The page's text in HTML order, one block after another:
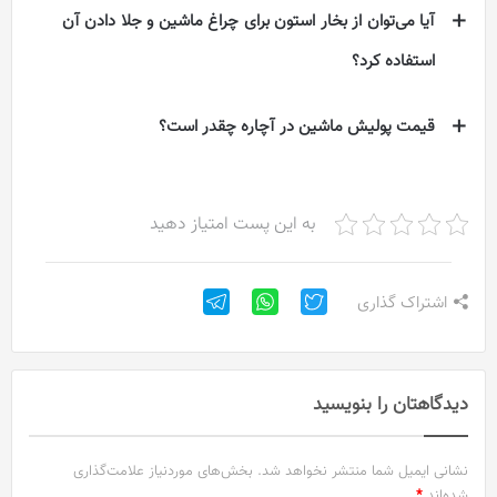
آیا می‌توان از بخار استون برای چراغ ماشین و جلا دادن آن
استفاده کرد؟
قیمت پولیش ماشین در آچاره چقدر است؟
به این پست امتیاز دهید
اشتراک گذاری
دیدگاهتان را بنویسید
نشانی ایمیل شما منتشر نخواهد شد. بخش‌های موردنیاز علامت‌گذاری